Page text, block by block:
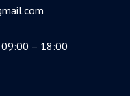
– 18:00